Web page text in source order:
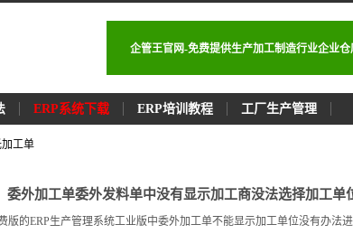
企管王官网-免费提供生产加工制造行业企业
ERP系统下载 ERP培训教程 工厂生产管理
工单
委外加工单委外发料单中没有显示加工商没法选择加工单
办
版的ERP生产管理系统工业版中委外加工单不能显示加工单位没有办法